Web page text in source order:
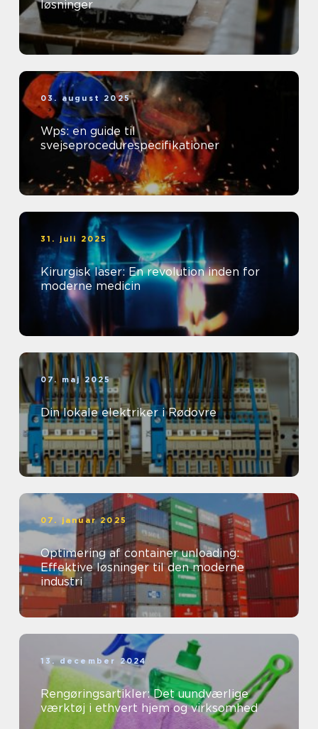
løsninger
03. august 2025
Wps: en guide til
svejseprocedurespecifikationer
31. juli 2025
Kirurgisk laser: En revolution inden for
moderne medicin
07. maj 2025
Din lokale elektriker i Rødovre
07. januar 2025
Optimering af container unloading:
Effektive løsninger til den moderne
industri
13. december 2024
Rengøringsartikler: Det uundværlige
værktøj i ethvert hjem og virksomhed